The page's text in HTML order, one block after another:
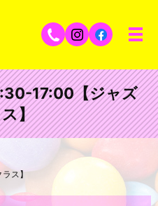
17:00【ジャズ
】
ス】